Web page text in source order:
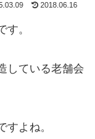
2018.06.16
す。
している老舗会
すよね。